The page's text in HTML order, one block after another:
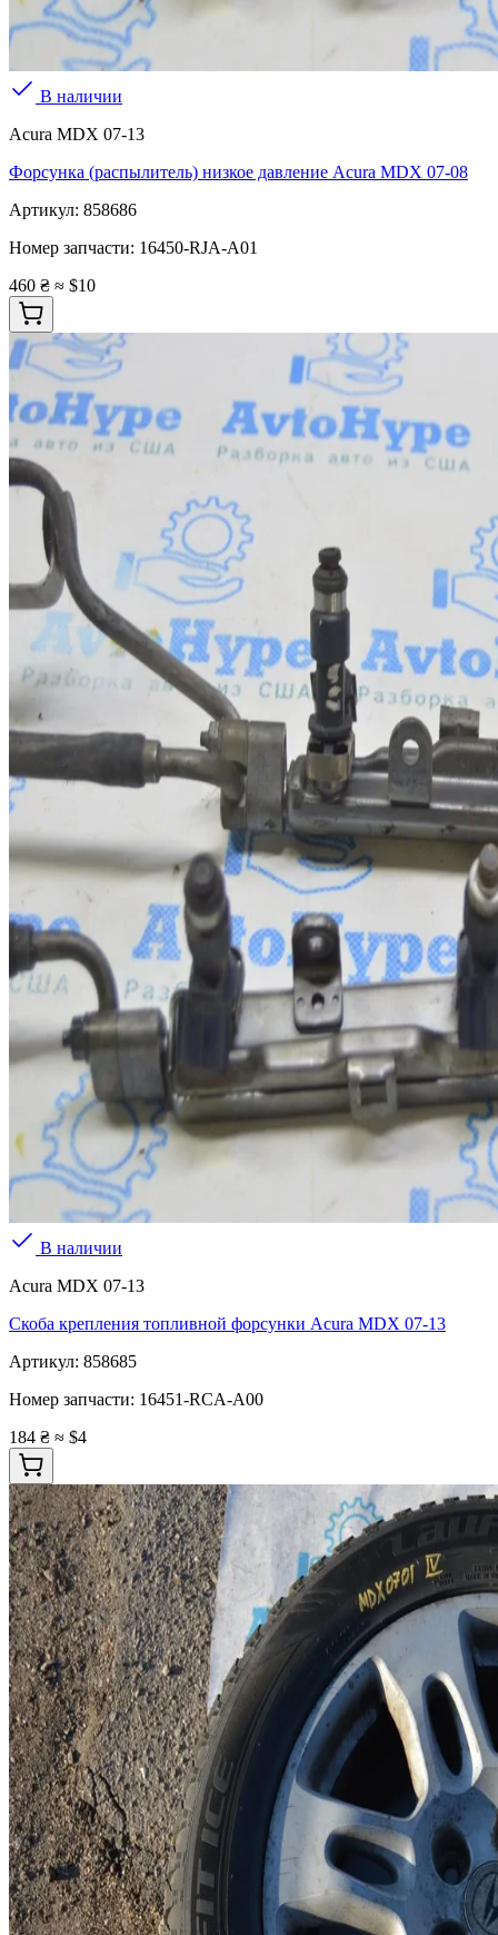
В наличии
Acura MDX 07-13
Форсунка (распылитель) низкое давление Acura MDX 07-08
Артикул: 858686
Номер запчасти: 16450-RJA-A01
460 ₴ ≈ $10
В наличии
Acura MDX 07-13
Скоба крепления топливной форсунки Acura MDX 07-13
Артикул: 858685
Номер запчасти: 16451-RCA-A00
184 ₴ ≈ $4